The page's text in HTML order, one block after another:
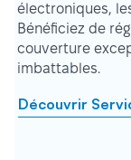
électroniques,
Bénéficiez de
couverture
imbattables.
Découvrir